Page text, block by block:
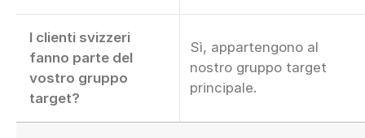
I clienti svizzeri
fanno parte del
vostro gruppo
target?
Sì, appartengono al
nostro gruppo target
principale.